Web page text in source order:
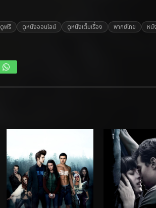
ดูฟรี ดูหนังออนไลน์ ดูหนังเต็มเรื่อง พากย์ไทย หนั